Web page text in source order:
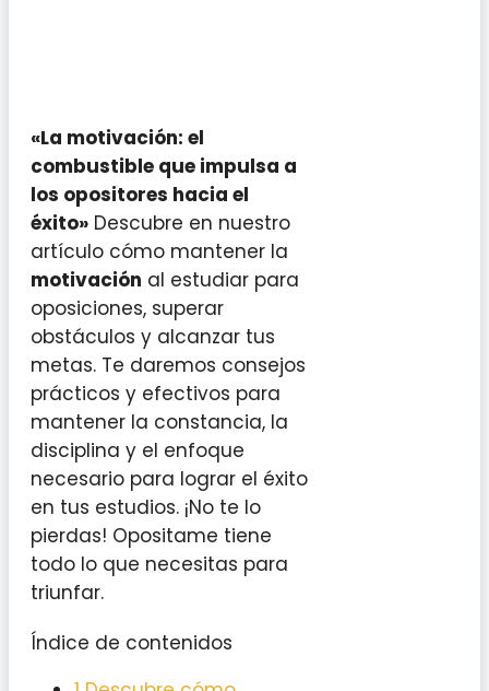
«La motivación: el
combustible que impulsa a
los opositores hacia el
éxito» Descubre en nuestro
artículo cómo mantener la
motivación al estudiar para
oposiciones, superar
obstáculos y alcanzar tus
metas. Te daremos consejos
prácticos y efectivos para
mantener la constancia, la
disciplina y el enfoque
necesario para lograr el éxito
en tus estudios. ¡No te lo
pierdas! Opositame tiene
todo lo que necesitas para
triunfar.
Índice de contenidos